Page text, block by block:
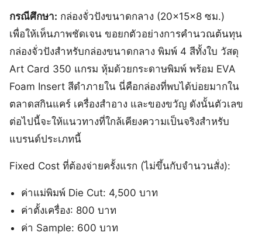
กรณีศึกษา: กล่องจั่วปังขนาดกลาง (20×15×8 ซม.)
เพื่อให้เห็นภาพชัดเจน ขอยกตัวอย่างการคำนวณต้นทุน
กล่องจั่วปังสำหรับกล่องขนาดกลาง พิมพ์ 4 สีทั้งใบ วัสดุ
Art Card 350 แกรม หุ้มด้วยกระดาษพิมพ์ พร้อม EVA
Foam Insert สีดำภายใน นี่คือกล่องที่พบได้บ่อยมากใน
ตลาดสกินแคร์ เครื่องสำอาง และของขวัญ ดังนั้นตัวเลข
ต่อไปนี้จะให้แนวทางที่ใกล้เคียงความเป็นจริงสำหรับ
แบรนด์ประเภทนี้
Fixed Cost ที่ต้องจ่ายครั้งแรก (ไม่ขึ้นกับจำนวนสั่ง):
ค่าแม่พิมพ์ Die Cut: 4,500 บาท
ค่าตั้งเครื่อง: 800 บาท
ค่า Sample: 600 บาท